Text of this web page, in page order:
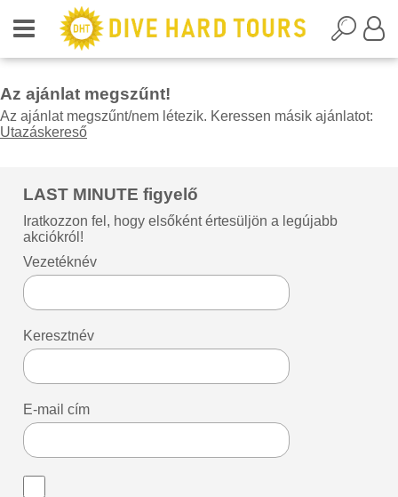
Az ajánlat megszűnt!
Az ajánlat megszűnt/nem létezik. Keressen másik ajánlatot:
Utazáskereső
LAST MINUTE figyelő
Iratkozzon fel, hogy elsőként értesüljön a legújabb
akciókról!
Vezetéknév
Keresztnév
E-mail cím